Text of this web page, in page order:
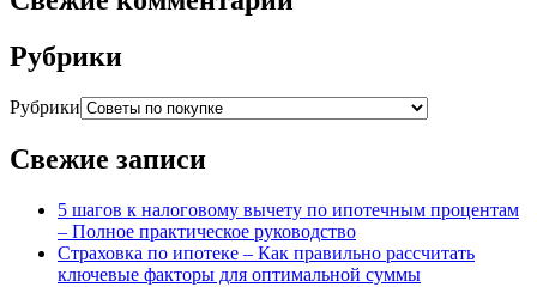
Рубрики
Рубрики
Свежие записи
5 шагов к налоговому вычету по ипотечным процентам
– Полное практическое руководство
Страховка по ипотеке – Как правильно рассчитать
ключевые факторы для оптимальной суммы